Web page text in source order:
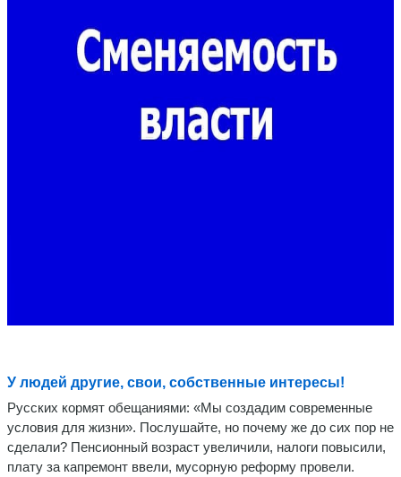
У людей другие, свои, собственные интересы!
Русских кормят обещаниями: «Мы создадим современные
условия для жизни». Послушайте, но почему же до сих пор не
сделали? Пенсионный возраст увеличили, налоги повысили,
плату за капремонт ввели, мусорную реформу провели.